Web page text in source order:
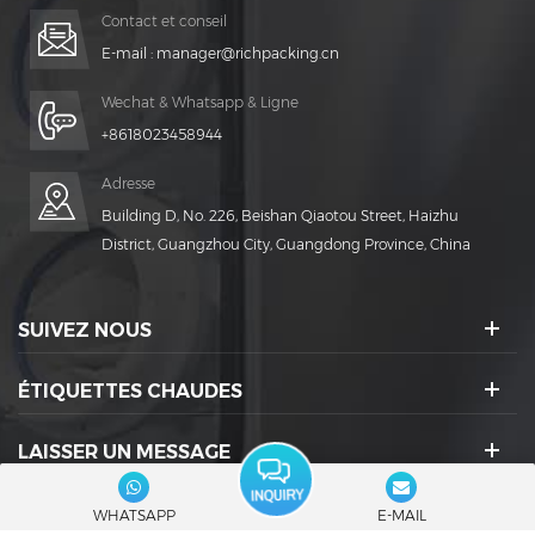
Contact et conseil
E-mail : manager@richpacking.cn
Wechat & Whatsapp & Ligne
+8618023458944
Adresse
Building D, No. 226, Beishan Qiaotou Street, Haizhu
District, Guangzhou City, Guangdong Province, China
SUIVEZ NOUS
ÉTIQUETTES CHAUDES
LAISSER UN MESSAGE
ICÔNES SOCIALES :
WHATSAPP E-MAIL